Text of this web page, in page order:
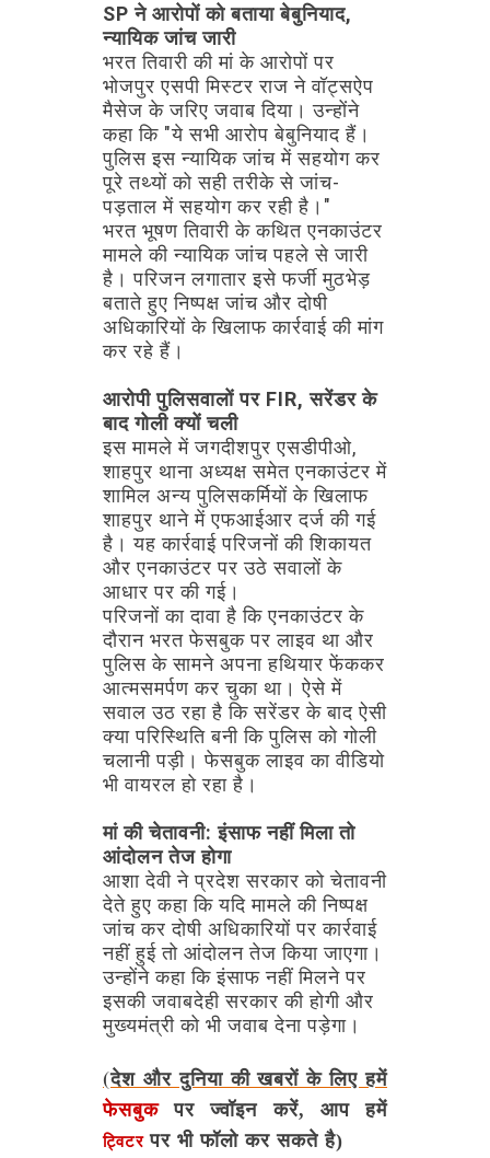
SP नेआरोपोंकोबतायाबेबुनियाद,
न्यायिकजांचजारी
भरततिवारीकीमांके आरोपोंपर
भोजपुर एसपीमिस्टर राज नेवॉट्सऐप
मैसेज केजरिए जवाब दिया। उन्होंने
कहाकि "येसभी आरोप बेबुनियादहैं।
पुलिसइसन्यायिकजांचमेंसहयोगकर
पूरे तथ्योंकोसहीतरीकेसेजांच-
पड़ताल मेंसहयोगकर रहीहै।"
भरत भूषणतिवारीकेकथितएनकाउंटर
मामले कीन्यायिकजांचपहले सेजारी
है। परिजनलगातार इसेफर्जीमुठभेड़
बतातेहुए निष्पक्षजांच और दोषी
अधिकारियोंकेखिलाफकार्रवाईकीमांग
कर रहे हैं।
आरोपीपुलिसवालोंपर FIR, सरेंडरके
बादगोलीक्योंचली
इसमामले मेंजगदीशपुर एसडीपीओ,
शाहपुर थाना अध्यक्षसमेतएनकाउंटर में
शामिल अन्यपुलिसकर्मियोंकेखिलाफ
शाहपुर थानेमेंएफआईआर दर्ज कीगई
है। यह कार्रवाईपरिजनोंकीशिकायत
और एनकाउंटर पर उठे सवालोंके
आधार पर कीगई।
परिजनोंकादावाहै किएनकाउंटर के
दौरान भरतफेसबुकपर लाइव था और
पुलिसकेसामने अपनाहथियार फेंककर
आत्मसमर्पणकर चुका था। ऐसेमें
सवाल उठ रहाहै किसरेंडर केबादऐसी
क्यापरिस्थितिबनीकिपुलिसकोगोली
चलानीपड़ी। फेसबुकलाइव कावीडियो
भीवायरल होरहाहै।
मांकीचेतावनी: इंसाफनहींमिलातो
आंदोलनतेजहोगा
आशादेवीनेप्रदेश सरकार कोचेतावनी
देतेहुए कहाकियदिमामले कीनिष्पक्ष
जांचकर दोषी अधिकारियोंपर कार्रवाई
नहींहुईतो आंदोलनतेज कियाजाएगा।
उन्होंनेकहाकिइंसाफनहींमिलनेपर
इसकीजवाबदेहीसरकार कीहोगी और
मुख्यमंत्रीको भीजवाब देनापड़ेगा।
(देश और दुनिया की खबरों के लिए हमें
फेसबुकपर ज्वॉइन करें, आप हमें
ट्विटर पर भी फॉलो कर सकते है)